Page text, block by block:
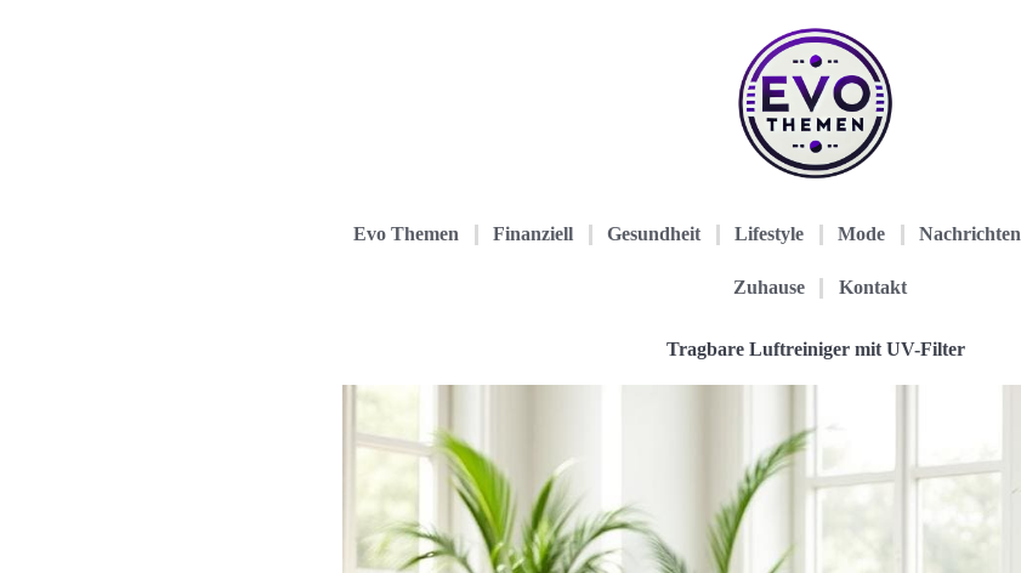
Evo Themen Finanziell Gesundheit Lifestyle Mode Nachrichten
Zuhause Kontakt
Tragbare Luftreiniger mit UV-Filter